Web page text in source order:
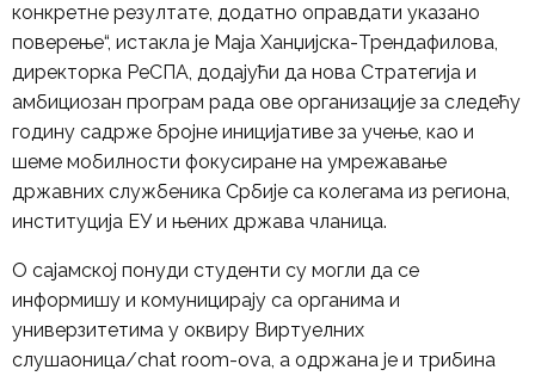
конкретне резултате, додатно оправдати указано
поверење“, истакла је Маја Ханџијска-Трендафилова,
директорка РеСПА, додајући да нова Стратегија и
амбициозан програм рада ове организације за следећу
годину садрже бројне иницијативе за учење, као и
шеме мобилности фокусиране на умрежавање
државних службеника Србије са колегама из региона,
институција ЕУ и њених држава чланица.
О сајамској понуди студенти су могли да се
информишу и комуницирају са органима и
универзитетима у оквиру Виртуелних
слушаоница/chat room-ova, а одржана је и трибина